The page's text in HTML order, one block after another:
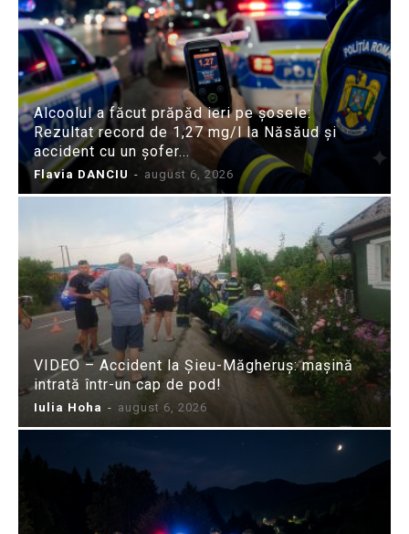
Alcoolul a făcut prăpăd ieri pe șosele:
Rezultat record de 1,27 mg/l la Năsăud și
accident cu un șofer...
Flavia DANCIU - august 6, 2026
VIDEO – Accident la Șieu-Măgheruș: mașină
intrată într-un cap de pod!
Iulia Hoha - august 6, 2026